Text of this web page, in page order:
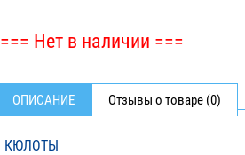
=== Нет в наличии ===
ОПИСАНИЕ Отзывы о товаре (0)
КЮЛОТЫ